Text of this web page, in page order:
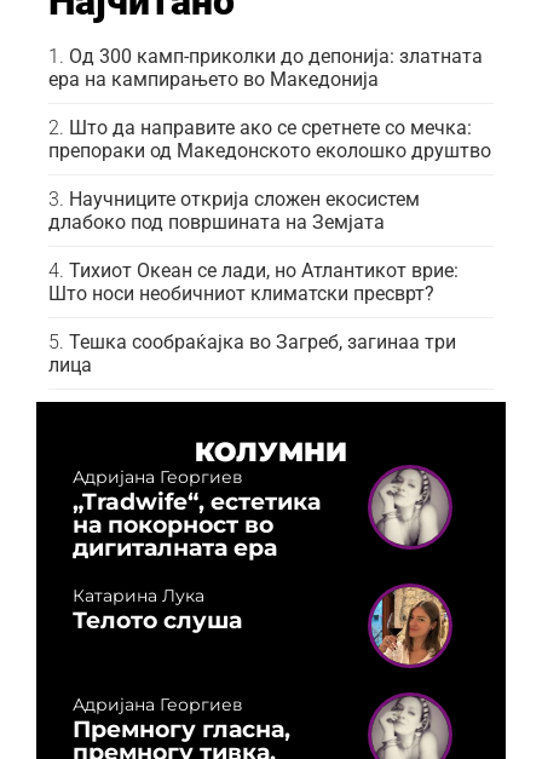
Од 300 камп-приколки до депонија: златната
ера на кампирањето во Македонија
Што да направите ако се сретнете со мечка:
препораки од Македонското еколошко друштво
Научниците открија сложен екосистем
длабоко под површината на Земјата
Тихиот Океан се лади, но Атлантикот врие:
Што носи необичниот климатски пресврт?
Тешка сообраќајка во Загреб, загинаа три
лица
КОЛУМНИ
Адријана Георгиев
„Tradwife“, естетика
на покорност во
дигиталната ера
Катарина Лука
Телото слуша
Адријана Георгиев
Премногу гласна,
премногу тивка,